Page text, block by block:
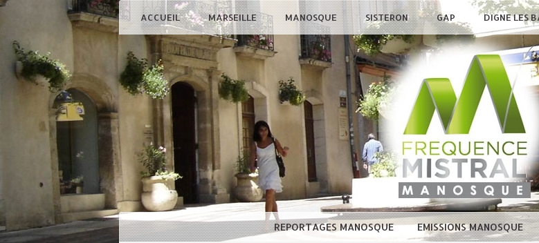
ACCUEIL MARSEILLE MANOSQUE SISTERON GAP DIGNE LES
REPORTAGES MANOSQUE EMISSIONS MANOSQUE